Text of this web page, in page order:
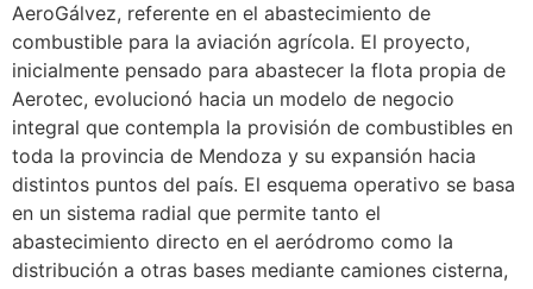
AeroGálvez, referente en el abastecimiento de
combustible para la aviación agrícola. El proyecto,
inicialmente pensado para abastecer la flota propia de
Aerotec, evolucionó hacia un modelo de negocio
integral que contempla la provisión de combustibles en
toda la provincia de Mendoza y su expansión hacia
distintos puntos del país. El esquema operativo se basa
en un sistema radial que permite tanto el
abastecimiento directo en el aeródromo como la
distribución a otras bases mediante camiones cisterna,